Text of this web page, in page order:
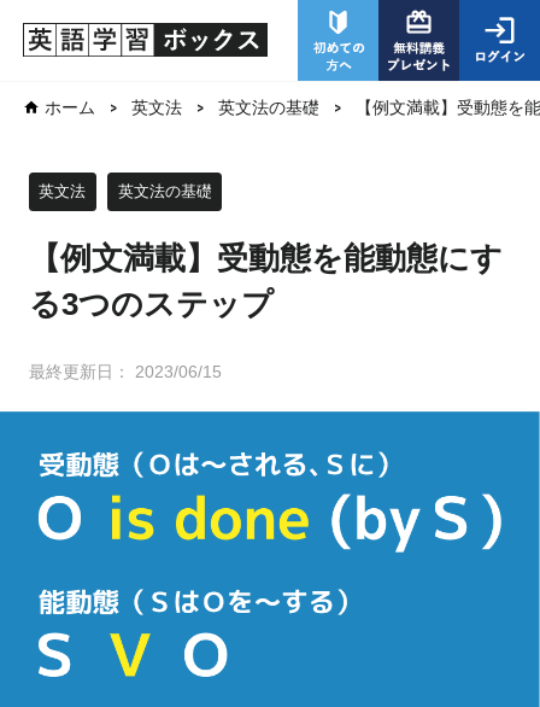
ホーム 英文法 英文法の基礎 【例文満載】受動態を
【例文満載】受動態を能動態にす
る3つのステップ
英文法 英文法の基礎
最終更新日： 2023/06/15